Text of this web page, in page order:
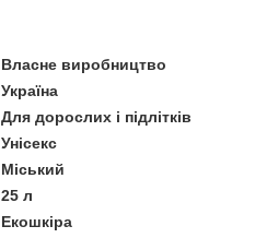
Власне виробництво
Україна
Для дорослих і підлітків
Унісекс
Міський
25 л
Екошкіра